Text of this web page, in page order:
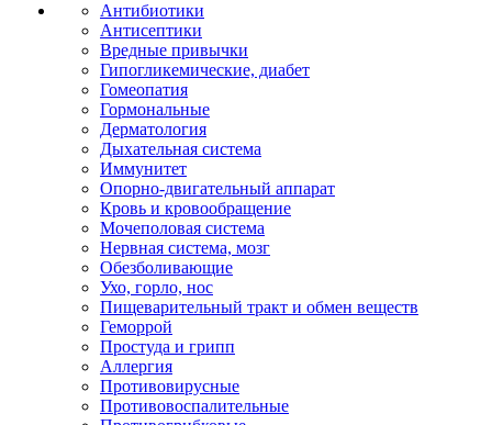
Антибиотики
Антисептики
Вредные привычки
Гипогликемические, диабет
Гомеопатия
Гормональные
Дерматология
Дыхательная система
Иммунитет
Опорно-двигательный аппарат
Кровь и кровообращение
Мочеполовая система
Нервная система, мозг
Обезболивающие
Ухо, горло, нос
Пищеварительный тракт и обмен веществ
Геморрой
Простуда и грипп
Аллергия
Противовирусные
Противовоспалительные